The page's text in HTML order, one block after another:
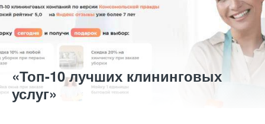
«Топ-10 лучших клининговых
услуг»